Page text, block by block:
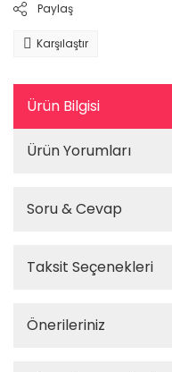
Paylaş
Karşılaştır
Ürün Bilgisi
Ürün Yorumları
Soru & Cevap
Taksit Seçenekleri
Önerileriniz